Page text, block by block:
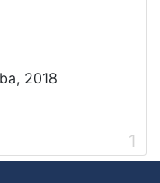
2018
1